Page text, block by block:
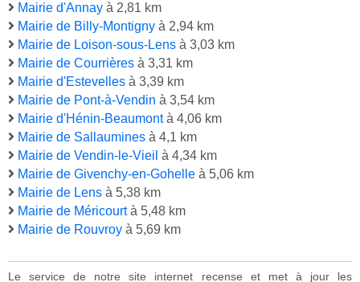
Mairie d'Annay à 2,81 km
Mairie de Billy-Montigny à 2,94 km
Mairie de Loison-sous-Lens à 3,03 km
Mairie de Courrières à 3,31 km
Mairie d'Estevelles à 3,39 km
Mairie de Pont-à-Vendin à 3,54 km
Mairie d'Hénin-Beaumontà 4,06 km
Mairie de Sallaumines à 4,1 km
Mairie de Vendin-le-Vieil à 4,34 km
Mairie de Givenchy-en-Gohelle à 5,06 km
Mairie de Lens à 5,38 km
Mairie de Méricourtà 5,48 km
Mairie de Rouvroy à 5,69 km
Le service de notre site internet recense et met à jour les